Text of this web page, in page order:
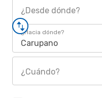
¿Desde dónde?
¿Hacia dónde?
Carupano
¿Cuándo?